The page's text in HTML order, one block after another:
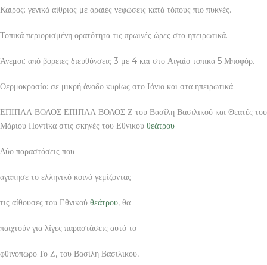
Καιρός: γενικά αίθριος με αραιές νεφώσεις κατά τόπους πιο πυκνές.
Τοπικά περιορισμένη ορατότητα τις πρωινές ώρες στα ηπειρωτικά.
Άνεμοι: από βόρειες διευθύνσεις 3 με 4 και στο Αιγαίο τοπικά 5 Μποφόρ.
Θερμοκρασία: σε μικρή άνοδο κυρίως στο Ιόνιο και στα ηπειρωτικά.
ΕΠΙΠΛΑ ΒΟΛΟΣ ΕΠΙΠΛΑ ΒΟΛΟΣ Ζ του Βασίλη Βασιλικού και Θεατές του
Μάριου Ποντίκα στις σκηνές του Εθνικού θεάτρου
Δύο παραστάσεις που
αγάπησε το ελληνικό κοινό γεμίζοντας
τις αίθουσες του Εθνικού θεάτρου, θα
παιχτούν για λίγες παραστάσεις αυτό το
φθινόπωρο.Το Ζ, του Βασίλη Βασιλικού,